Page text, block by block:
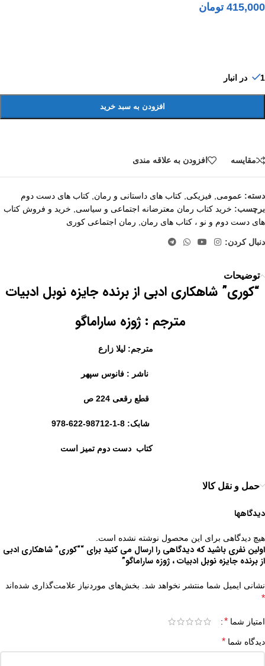
415,000 تومان
1 در انبار
افزودن به سبد خرید
مقايسه افزودن به علاقه مندی
دسته: عمومی فیزیکی کتاب های داستانی و رمان کتاب های دست دوم
برچسب: خرید کتاب رمان معترضانه اجتماعی و سیاسی
خرید و فروش کتاب
های دست دوم و نو ، کتاب های رمان
رمان اجتماعی کوری
دنبال کردن:
توضیحات
“کوری” شاهکاری ادبی از برنده جایزه نوبل ادبیات
مترجم : ژوزه ساراماگو
مترجم: لیلا زارع
ناشر : فانوس سپهر
قطع رقعی224 ص
شابک: 8-1-98712-622-978
کتاب دست دوم تمیز است
حمل و نقل کالا
دیدگاهها
هیچ دیدگاهی برای این محصول نوشته نشده است.
اولین نفری باشید که دیدگاهی را ارسال می کنید برای ““کوری” شاهکاری ادبی
از برنده جایزه نوبل ادبیات ، ژوزه ساراماگو”
نشانی ایمیل شما منتشر نخواهد شد. بخش‌های موردنیاز علامت‌گذاری شده‌اند
*
امتیاز شما *
دیدگاه شما *